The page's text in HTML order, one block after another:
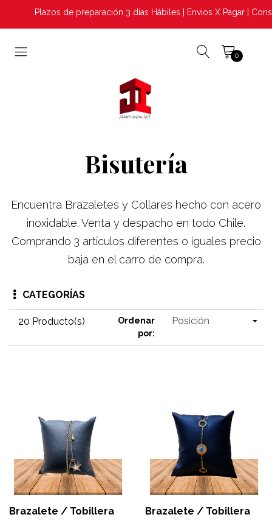
Plazos de preparación 3 días Hábiles | Envios X Pagar |
0
Bisutería
Encuentra Brazaletes y Collares hecho con acero
inoxidable. Venta y despacho en todo Chile.
Comprando 3 artículos diferentes o iguales precio
baja en el carro de compra.
CATEGORÍAS
20 Producto(s)
Ordenar
por:
Brazalete / Tobillera
Brazalete / Tobillera